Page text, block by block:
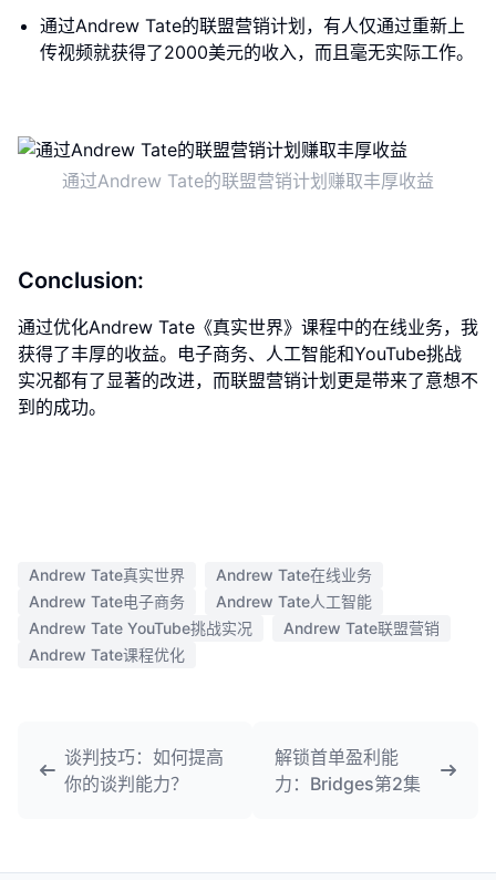
通过Andrew Tate的联盟营销计划，有人仅通过重新上
传视频就获得了2000美元的收入，而且毫无实际工作。
通过Andrew Tate的联盟营销计划赚取丰厚收益
Conclusion:
通过优化Andrew Tate《真实世界》课程中的在线业务，我
获得了丰厚的收益。电子商务、人工智能和YouTube挑战
实况都有了显著的改进，而联盟营销计划更是带来了意想不
到的成功。
Andrew Tate真实世界
Andrew Tate在线业务
Andrew Tate电子商务
Andrew Tate人工智能
Andrew Tate YouTube挑战实况
Andrew Tate联盟营销
Andrew Tate课程优化
谈判技巧：如何提高
你的谈判能力？
解锁首单盈利能
力：Bridges第2集